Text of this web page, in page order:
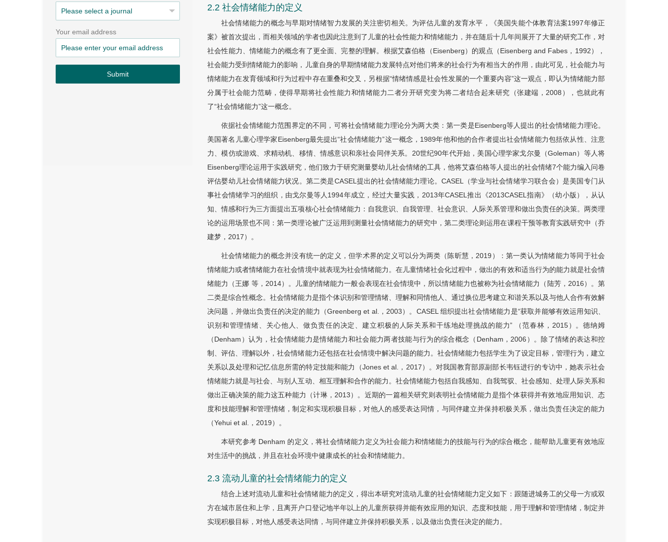
Your email address
Submit
2.2 社会情绪能力的定义
社会情绪能力的概念与早期对情绪智力发展的关注密切相关。为评估儿童的发育水平，《美国失能个体教育法案1997年修正
案》被首次提出，而相关领域的学者也因此注意到了儿童的社会性能力和情绪能力，并在随后十几年间展开了大量的研究工作，对
社会性能力、情绪能力的概念有了更全面、完整的理解。根据艾森伯格（Eisenberg）的观点（Eisenberg and Fabes，1992），
社会能力受到情绪能力的影响，儿童自身的早期情绪能力发展特点对他们将来的社会行为有相当大的作用，由此可见，社会能力与
情绪能力在发育领域和行为过程中存在重叠和交叉，另根据“情绪情感是社会性发展的一个重要内容”这一观点，即认为情绪能力部
分属于社会能力范畴，使得早期将社会性能力和情绪能力二者分开研究变为将二者结合起来研究（张建端，2008），也就此有
了“社会情绪能力”这一概念。
依据社会情绪能力范围界定的不同，可将社会情绪能力理论分为两大类：第一类是Eisenberg等人提出的社会情绪能力理论。
美国著名儿童心理学家Eisenberg最先提出“社会情绪能力”这一概念，1989年他和他的合作者提出社会情绪能力包括依从性、注意
力、模仿或游戏、求精动机、移情、情感意识和亲社会同伴关系。20世纪90年代开始，美国心理学家戈尔曼（Goleman）等人将
Eisenberg理论运用于实践研究，他们致力于研究测量婴幼儿社会情绪的工具，他将艾森伯格等人提出的社会情绪7个能力编入问卷
评估婴幼儿社会情绪能力状况。第二类是CASEL提出的社会情绪能力理论。CASEL（学业与社会情绪学习联合会）是美国专门从
事社会情绪学习的组织，由戈尔曼等人1994年成立，经过大量实践，2013年CASEL推出《2013CASEL指南》（幼小版），从认
知、情感和行为三方面提出五项核心社会情绪能力：自我意识、自我管理、社会意识、人际关系管理和做出负责任的决策。两类理
论的运用场景也不同：第一类理论被广泛运用到测量社会情绪能力的研究中，第二类理论则运用在课程干预等教育实践研究中（乔
建梦，2017）。
社会情绪能力的概念并没有统一的定义，但学术界的定义可以分为两类（陈昕慧，2019）：第一类认为情绪能力等同于社会
情绪能力或者情绪能力在社会情境中就表现为社会情绪能力。在儿童情绪社会化过程中，做出的有效和适当行为的能力就是社会情
绪能力（王娜 等，2014）。儿童的情绪能力一般会表现在社会情境中，所以情绪能力也被称为社会情绪能力（陆芳，2016）。第
二类是综合性概念。社会情绪能力是指个体识别和管理情绪、理解和同情他人、通过换位思考建立和谐关系以及与他人合作有效解
决问题，并做出负责任的决定的能力（Greenberg et al.，2003）。CASEL 组织提出社会情绪能力是“获取并能够有效运用知识、
识别和管理情绪、关心他人、做负责任的决定、建立积极的人际关系和干练地处理挑战的能力” （范春林，2015）。德纳姆
（Denham）认为，社会情绪能力是情绪能力和社会能力两者技能与行为的综合概念（Denham，2006）。除了情绪的表达和控
制、评估、理解以外，社会情绪能力还包括在社会情境中解决问题的能力。社会情绪能力包括学生为了设定目标，管理行为，建立
关系以及处理和记忆信息所需的特定技能和能力（Jones et al.，2017）。对我国教育部原副部长韦钰进行的专访中，她表示社会
情绪能力就是与社会、与别人互动、相互理解和合作的能力。社会情绪能力包括自我感知、自我驾驭、社会感知、处理人际关系和
做出正确决策的能力这五种能力（计琳，2013）。近期的一篇相关研究则表明社会情绪能力是指个体获得并有效地应用知识、态
度和技能理解和管理情绪，制定和实现积极目标，对他人的感受表达同情，与同伴建立并保持积极关系，做出负责任决定的能力
（Yehui et al.，2019）。
本研究参考 Denham 的定义，将社会情绪能力定义为社会能力和情绪能力的技能与行为的综合概念，能帮助儿童更有效地应
对生活中的挑战，并且在社会环境中健康成长的社会和情绪能力。
2.3 流动儿童的社会情绪能力的定义
结合上述对流动儿童和社会情绪能力的定义，得出本研究对流动儿童的社会情绪能力定义如下：跟随进城务工的父母一方或双
方在城市居住和上学，且离开户口登记地半年以上的儿童所获得并能有效应用的知识、态度和技能，用于理解和管理情绪，制定并
实现积极目标，对他人感受表达同情，与同伴建立并保持积极关系，以及做出负责任决定的能力。